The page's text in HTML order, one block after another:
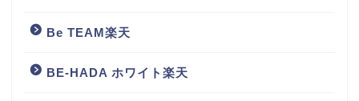
Be TEAM楽天
BE-HADA ホワイト楽天